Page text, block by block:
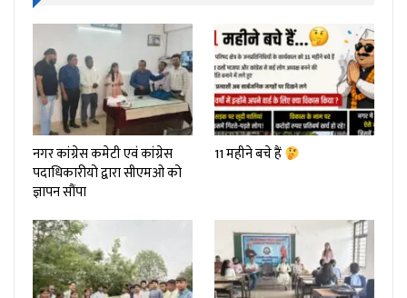
नगर कांग्रेस कमेटी एवं कांग्रेस
पदाधिकारीयो द्वारा सीएमओ को
ज्ञापन सौंपा
11 महीने बचे हैं